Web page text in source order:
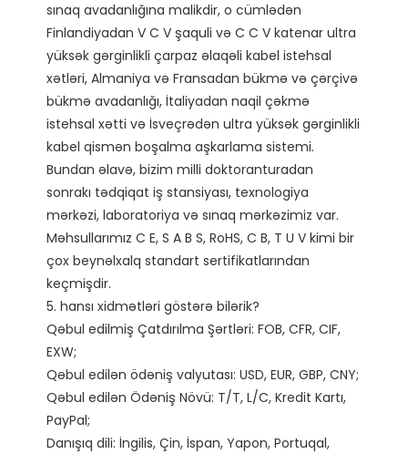
sınaq avadanlığına malikdir, o cümlədən
Finlandiyadan V C V şaquli və C C V katenar ultra
yüksək gərginlikli çarpaz əlaqəli kabel istehsal
xətləri, Almaniya və Fransadan bükmə və çərçivə
bükmə avadanlığı, İtaliyadan naqil çəkmə
istehsal xətti və İsveçrədən ultra yüksək gərginlikli
kabel qismən boşalma aşkarlama sistemi.
Bundan əlavə, bizim milli doktoranturadan
sonrakı tədqiqat iş stansiyası, texnologiya
mərkəzi, laboratoriya və sınaq mərkəzimiz var.
Məhsullarımız C E, S A B S, RoHS, C B, T U V kimi bir
çox beynəlxalq standart sertifikatlarından
keçmişdir.
5. hansı xidmətləri göstərə bilərik?
Qəbul edilmiş Çatdırılma Şərtləri: FOB, CFR, CIF,
EXW;
Qəbul edilən ödəniş valyutası: USD, EUR, GBP, CNY;
Qəbul edilən Ödəniş Növü: T/T, L/C, Kredit Kartı,
PayPal;
Danışıq dili: İngilis, Çin, İspan, Yapon, Portuqal,